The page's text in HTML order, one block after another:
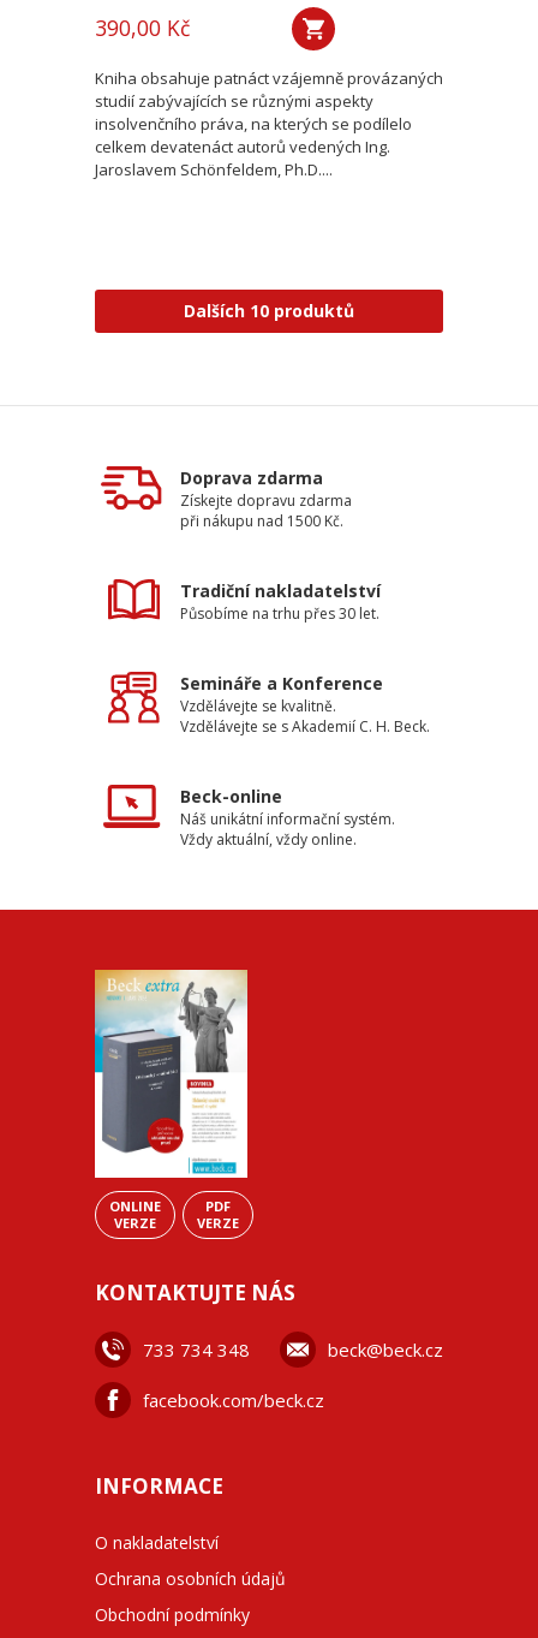
390,00 Kč
Kniha obsahuje patnáct vzájemně provázaných
studií zabývajících se různými aspekty
insolvenčního práva, na kterých se podílelo
celkem devatenáct autorů vedených Ing.
Jaroslavem Schönfeldem, Ph.D....
Dalších 10 produktů
Doprava zdarma
Získejte dopravu zdarma
při nákupu nad 1500 Kč.
Tradiční nakladatelství
Působíme na trhu přes 30 let.
Semináře a Konference
Vzdělávejte se kvalitně.
Vzdělávejte se s Akademií C. H. Beck.
Beck-online
Náš unikátní informační systém.
Vždy aktuální, vždy online.
ONLINE
VERZE
PDF
VERZE
KONTAKTUJTE NÁS
733 734 348 beck@beck.cz
facebook.com/beck.cz
INFORMACE
O nakladatelství
Ochrana osobních údajů
Obchodní podmínky